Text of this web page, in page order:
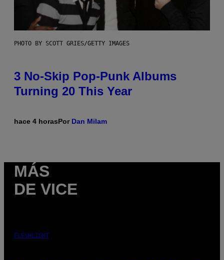
PHOTO BY SCOTT GRIES/GETTY IMAGES
3 No-Skip Pop-Punk Albums
Turning 20 This Year
hace 4 horasPor Dan Milam
MÁS
DE VICE
FLESHLIGHT